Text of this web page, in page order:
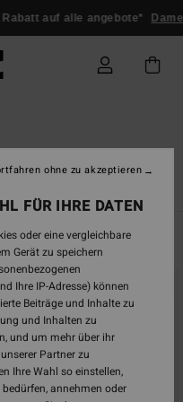
auf alle angebote* Damen
12Ergebnisse
FÜR IHRE DATEN
oder eine vergleichbare
Gerät zu speichern
Ihre IP-Adresse) können
Beiträge und Inhalte zu
und Inhalten zu
und um mehr über ihr
Partner zu
Ihre Wahl so einstellen,
annehmen oder
ohne zu akzeptieren